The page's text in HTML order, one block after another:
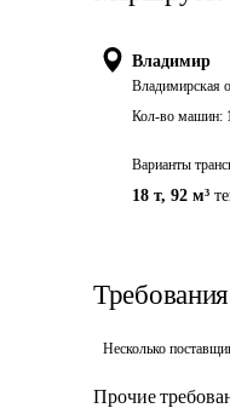
Владимир
Владимирская
Кол-во машин:
Варианты
18 т, 92 м³
Требования
Несколько
Прочие